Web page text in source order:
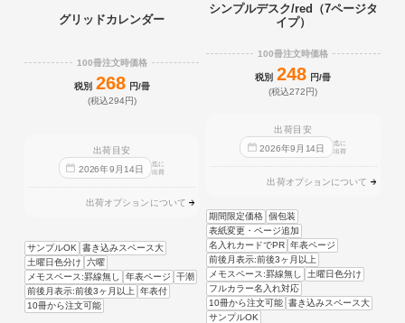
グリッドカレンダー
100冊注文時価格
税別 268 円/冊
(税込294円)
出荷目安
2026年9 月 14日
迄に
出荷
出荷オプションについて
サンプルOK
書き込みスペース大
土曜日色分け
六曜
メモスペース:罫線無し
年表ページ
干潮
前後月表示:前後3ヶ月以上
年表付
10冊から注文可能
シンプルデスク/red（7ページタ
イプ）
100冊注文時価格
税別 248 円/冊
(税込272円)
出荷目安
2026年9 月 14日
迄に
出荷
出荷オプションについて
期間限定価格 個包装
表紙変更・ページ追加
名入れカードでPR 年表ページ
前後月表示:前後3ヶ月以上
メモスペース:罫線無し
土曜日色分け
フルカラー名入れ対応
10冊から注文可能 書き込みスペース大
サンプルOK